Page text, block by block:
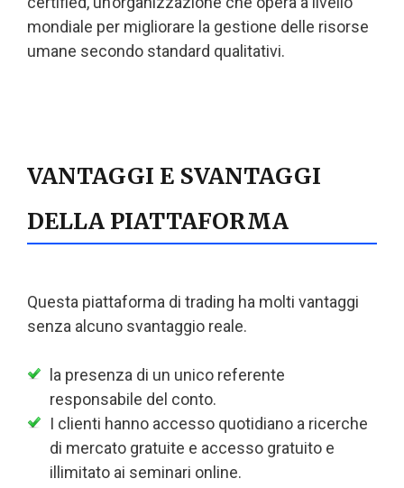
mondiale per migliorare la gestione delle risorse
umane secondo standard qualitativi.
VANTAGGI E SVANTAGGI
DELLA PIATTAFORMA
Questa piattaforma di trading ha molti vantaggi
senza alcuno svantaggio reale.
la presenza di un unico referente
responsabile del conto.
I clienti hanno accesso quotidiano a ricerche
di mercato gratuite e accesso gratuito e
illimitato ai seminari online.